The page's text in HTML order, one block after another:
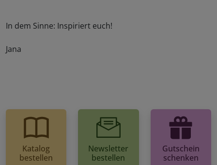
In dem Sinne: Inspiriert euch!
Jana
Katalog
bestellen
Newsletter
bestellen
Gutschein
schenken